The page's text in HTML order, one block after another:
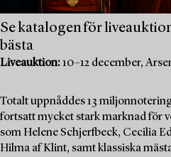
Se katalogen för
bästa
Liveauktion:10–12 december,
Totalt uppnåddes 13
fortsatt mycket stark marknad för
som Helene Schjerfbeck, Cecilia
Hilma af Klint, samt klassiska